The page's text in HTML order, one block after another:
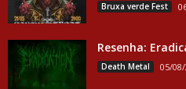
Bruxa verde Fest
Resenha:
Death Metal 05/